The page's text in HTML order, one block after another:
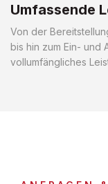
Umfassende
Von der
bis hin zum Ein- und
vollumfängliches